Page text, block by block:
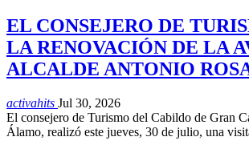
EL CONSEJERO DE
LA RENOVACIÓN DE LA
ALCALDE ANTONIO
activahits Jul 30, 2026
El consejero de Turismo del Cabildo de Gran
Álamo, realizó este jueves, 30 de julio, una